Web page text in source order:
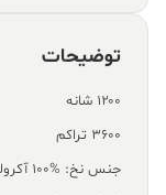
توضیحات
۱۲۰۰ شانه
۳۶۰۰ تراکم
جنس نخ: %100 آکرولیک